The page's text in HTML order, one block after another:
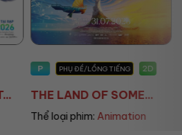
P PHỤ ĐỀ/LỒNG TIẾNG 2D
THE LAND OF SOME...
Thể loại phim: Animation